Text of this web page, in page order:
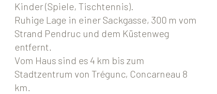
Kinder (Spiele, Tischtennis).
Ruhige Lage in einer Sackgasse, 300 m vom
Strand Pendruc und dem Küstenweg
entfernt.
Vom Haus sind es 4 km bis zum
Stadtzentrum von Trégunc, Concarneau 8
km.